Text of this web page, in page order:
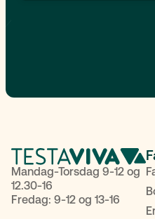
Mandag-Torsdag 9-12 og
12.30-16
Fredag: 9-12 og 13-16